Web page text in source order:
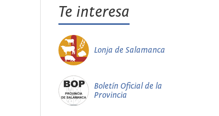
Te interesa
Lonja de Salamanca
Boletín Oficial de la
Provincia